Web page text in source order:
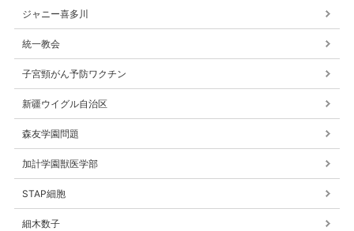
ジャニー喜多川
統一教会
子宮頸がん予防ワクチン
新疆ウイグル自治区
森友学園問題
加計学園獣医学部
STAP細胞
細木数子